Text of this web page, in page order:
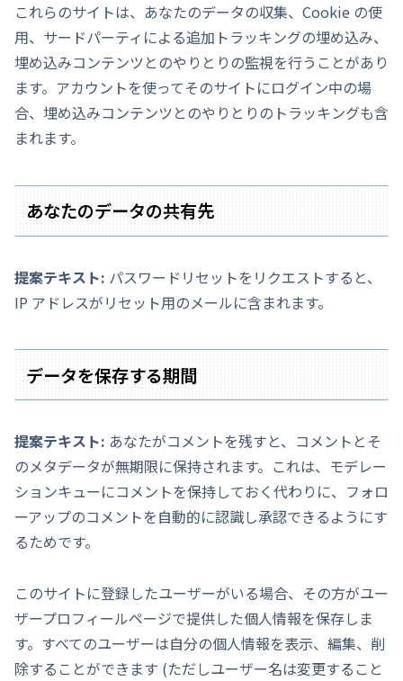
これらのサイトは、あなたのデータの収集、Cookie の使
用、サードパーティによる追加トラッキングの埋め込み、
埋め込みコンテンツとのやりとりの監視を行うことがあり
ます。アカウントを使ってそのサイトにログイン中の場
合、埋め込みコンテンツとのやりとりのトラッキングも含
まれます。
あなたのデータの共有先
提案テキスト: パスワードリセットをリクエストすると、
IP アドレスがリセット用のメールに含まれます。
データを保存する期間
提案テキスト: あなたがコメントを残すと、コメントとそ
のメタデータが無期限に保持されます。これは、モデレー
ションキューにコメントを保持しておく代わりに、フォロ
ーアップのコメントを自動的に認識し承認できるようにす
るためです。
このサイトに登録したユーザーがいる場合、その方がユー
ザープロフィールページで提供した個人情報を保存しま
す。すべてのユーザーは自分の個人情報を表示、編集、削
除することができます (ただしユーザー名は変更すること